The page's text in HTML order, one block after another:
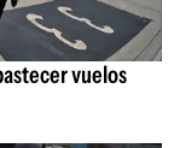
vuelos